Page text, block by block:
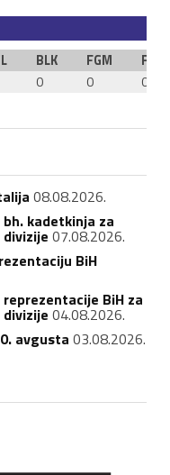
BLK FGM
FGA
0 0 0
08.08.2026.
kadetkinja za
07.08.2026.
BiH
BiH za
04.08.2026.
avgusta 03.08.2026.